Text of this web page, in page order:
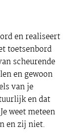
en realiseert
toetsenbord
scheurende
en gewoon
van je
en dat
weet meteen
en zij niet.